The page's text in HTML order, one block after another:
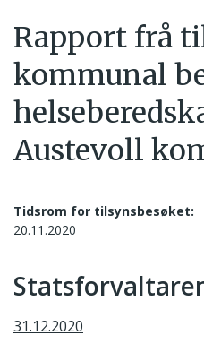
Rapport frå
kommunal
Austevoll
Tidsrom for tilsynsbesøket:
20.11.2020
31.12.2020